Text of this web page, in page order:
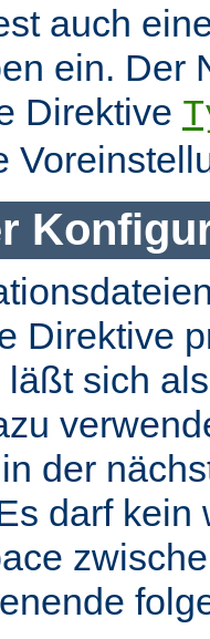
auch
ein. Der
Direktive
Direktive
sich
der
darf kein